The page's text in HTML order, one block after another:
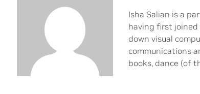
Isha Salian is a
having first
down visual
communications
books, dance (of